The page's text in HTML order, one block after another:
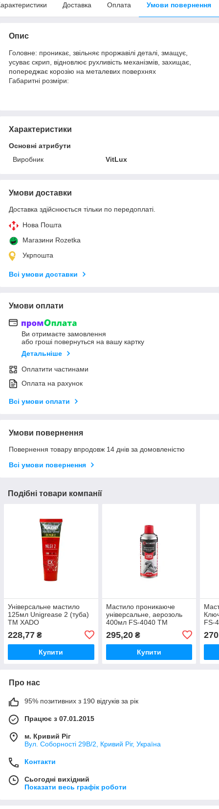
Доставка Оплата Умови повернення
Опис
Головне: проникає, звільняє проржавілі деталі, змащує,
усуває скрип, відновлює рухливість механізмів, захищає,
попереджає корозію на металевих поверхнях
Габаритні розміри:
Характеристики
Основні атрибути
Виробник
VitLux
Умови доставки
Доставка здійснюється тільки по передоплаті.
Нова Пошта
Магазини Rozetka
Укрпошта
Всі умови доставки
Умови оплати
Ви отримаєте замовлення
або гроші повернуться на вашу картку
Детальніше
Оплатити частинами
Оплата на рахунок
Всі умови оплати
Умови повернення
Повернення товару впродовж 14 днів за домовленістю
Всі умови повернення
Подібні товари компанії
Універсальне мастило
125мл Unigrease 2 (туба)
ТМ XADO
228,77 ₴
Купити
Мастило проникаюче
універсальне, аерозоль
400мл FS-4040 ТМ
295,20₴
Купити
FS-
Про нас
95% позитивних з 190 відгуків за рік
Працює з 07.01.2015
м. Кривий Ріг
Вул. Соборності 29В/2, Кривий Ріг, Україна
Контакти
Сьогодні вихідний
Показати весь графік роботи